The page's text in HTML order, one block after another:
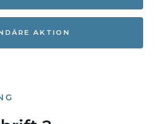
AKTION